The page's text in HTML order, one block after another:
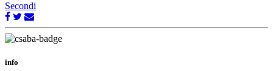
Secondi
info